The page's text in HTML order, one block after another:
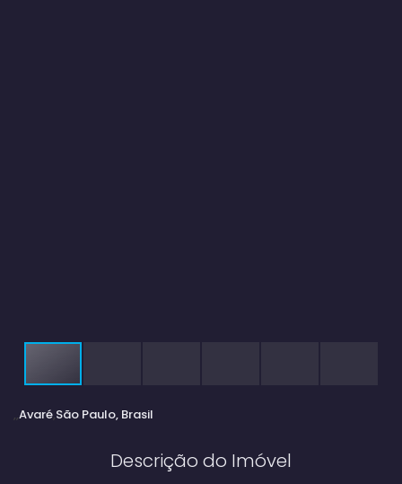
Avaré São Paulo, Brasil
Descrição do Imóvel